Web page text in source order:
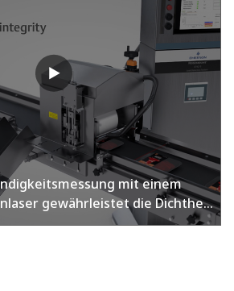
mit einem
gewährleistet die Dichtheit
modifizierter Atmosphäre​